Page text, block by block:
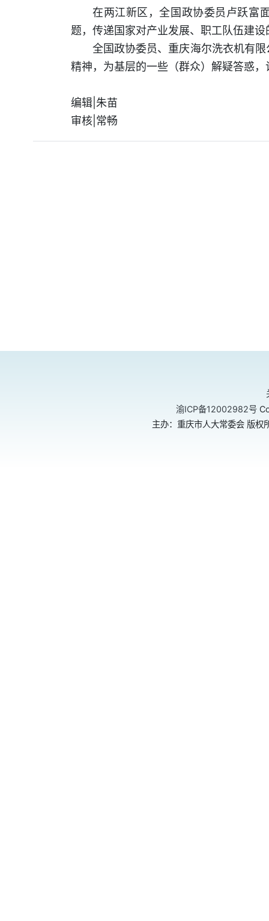
在两江新区，全国政协委员卢跃富
题，传递国家对产业发展、职工队伍建设
全国政协委员、重庆海尔洗衣机有
精神，为基层的一些（群众）解疑答惑
编辑|朱苗
审核|常畅
渝ICP备12002982号
主办：重庆市人大常委会 版